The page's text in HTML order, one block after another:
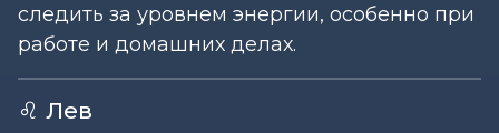
следить за уровнем энергии, особенно при
работе и домашних делах.
♌ Лев